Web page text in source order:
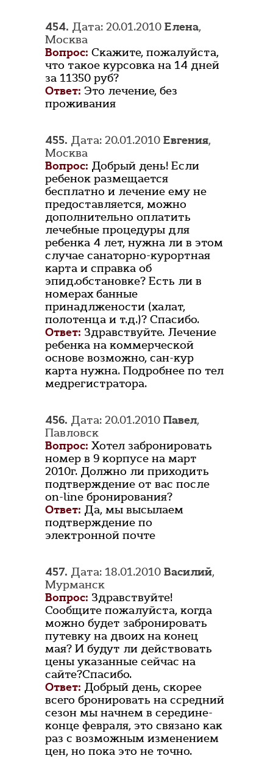
454. Дата: 20.01.2010 Елена,
Москва
Вопрос: Скажите, пожалуйста,
что такое курсовка на 14 дней
за 11350 руб?
Ответ: Это лечение, без
проживания
455. Дата: 20.01.2010 Евгения,
Москва
Вопрос: Добрый день! Если
ребенок размещается
бесплатно и лечение ему не
предоставляется, можно
дополнительно оплатить
лечебные процедуры для
ребенка 4 лет, нужна ли в этом
случае санаторно-курортная
карта и справка об
эпид.обстановке? Есть ли в
номерах банные
принадлжености (халат,
полотенца и т.д.)? Спасибо.
Ответ: Здравствуйте. Лечение
ребенка на коммерческой
основе возможно, сан-кур
карта нужна. Подробнее по тел
медрегистратора.
456. Дата: 20.01.2010 Павел,
Павловск
Вопрос: Хотел забронировать
номер в 9 корпусе на март
2010г. Должно ли приходить
подтверждение от вас после
on-line бронирования?
Ответ: Да, мы высылаем
подтверждение по
электронной почте
457. Дата: 18.01.2010 Василий,
Мурманск
Вопрос: Здравствуйте!
Сообщите пожалуйста, когда
можно будет забронировать
путевку на двоих на конец
мая? И будут ли действовать
цены указанные сейчас на
сайте?Спасибо.
Ответ: Добрый день, скорее
всего бронировать на ссредний
сезон мы начнем в середине-
конце февраля, это связано как
раз с возможным изменением
цен, но пока это не точно.